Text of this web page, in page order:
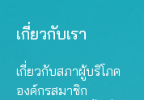
เกี่ยวกับเรา
เกี่ยวกับสภาผู้บริโภค
องค์กรสมาชิก